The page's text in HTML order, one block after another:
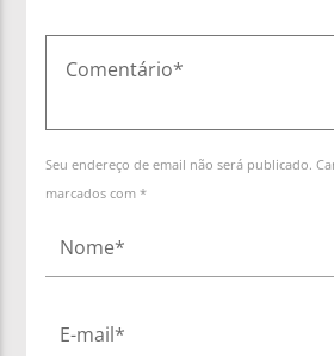
Seu endereço de email não será publicado.
marcados com *